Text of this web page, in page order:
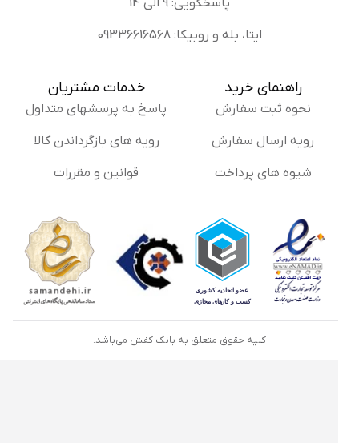
ایتا، بله و روبیکا: 09336616568
راهنمای خرید
نحوه ثبت سفارش
رویه ارسال سفارش
شیوه های پرداخت
خدمات مشتریان
پاسخ به پرسشهای متداول
رویه های بازگرداندن کالا
قوانین و مقررات
کلیه حقوق متعلق به بانک کفش می‌باشد.